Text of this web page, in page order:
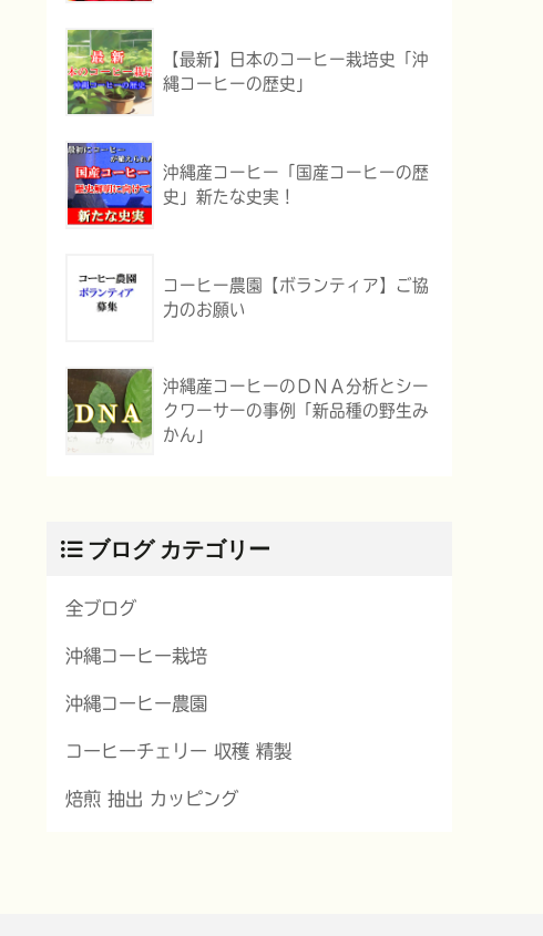
【最新】日本のコーヒー栽培史「沖
縄コーヒーの歴史」
沖縄産コーヒー「国産コーヒーの歴
史」新たな史実！
コーヒー農園【ボランティア】ご協
力のお願い
沖縄産コーヒーのＤＮＡ分析とシー
クワーサーの事例「新品種の野生み
かん」
ブログ カテゴリー
全ブログ
沖縄コーヒー栽培
沖縄コーヒー農園
コーヒーチェリー 収穫 精製
焙煎 抽出 カッピング